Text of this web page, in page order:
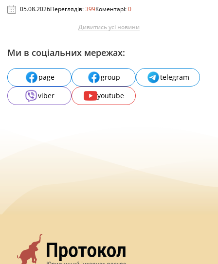
05.08.2026Переглядів:399Коментарі:0
Дивитись усі новини
Ми в соціальних мережах:
page group
telegram
viber
youtube